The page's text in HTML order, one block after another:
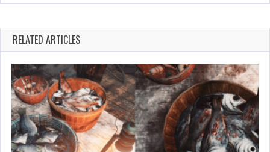
RELATED ARTICLES